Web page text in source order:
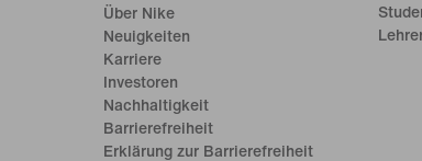
Über Nike
Neuigkeiten
Karriere
Investoren
Nachhaltigkeit
Barrierefreiheit
Erklärung zur Barrierefreiheit